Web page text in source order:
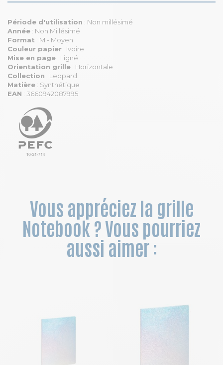
Période d'utilisation : Non millésimé
Année : Non Millésimé
Format : M - Moyen
Couleur papier : Ivoire
Mise en page : Ligné
Orientation grille : Horizontale
Collection : Leopard
Matière : Synthétique
EAN : 3660942087995
Vous appréciez la grille
Notebook ? Vous pourriez
aussi aimer :